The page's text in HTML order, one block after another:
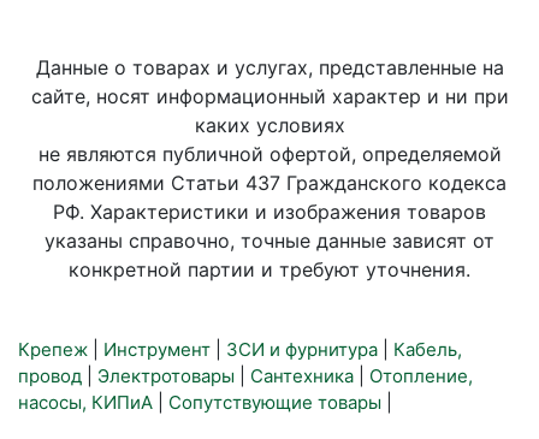
Данные о товарах и услугах, представленные на
сайте, носят информационный характер и ни при
каких условиях
не являются публичной офертой, определяемой
положениями Статьи 437 Гражданского кодекса
РФ. Характеристики и изображения товаров
указаны справочно, точные данные зависят от
конкретной партии и требуют уточнения.
Крепеж Инструмент ЗСИ и фурнитура
Кабель,
провод
Электротовары Сантехника
Отопление,
насосы, КИПиА
Сопутствующие товары